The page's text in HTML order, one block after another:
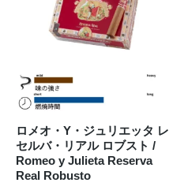
ロメオ・Y・ジュリエッタ レ
セルバ・リアル ロブスト /
Romeo y Julieta Reserva
Real Robusto